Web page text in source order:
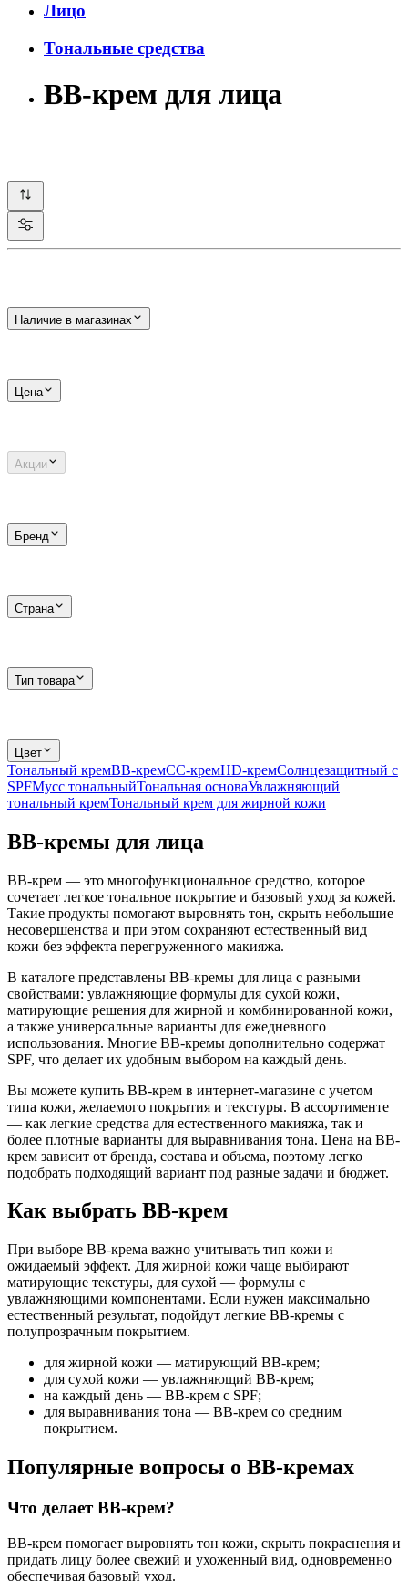
Лицо
Тональные средства
BB-крем для лица
Наличие в магазинах
Цена
Акции
Бренд
Страна
Тип товара
Цвет
Тональный кремBB-кремCC-кремHD-кремСолнцезащитный с
SPFМусс тональныйТональная основаУвлажняющий
тональный кремТональный крем для жирной кожи
BB-кремы для лица
BB-крем — это многофункциональное средство, которое
сочетает легкое тональное покрытие и базовый уход за кожей.
Такие продукты помогают выровнять тон, скрыть небольшие
несовершенства и при этом сохраняют естественный вид
кожи без эффекта перегруженного макияжа.
В каталоге представлены BB-кремы для лица с разными
свойствами: увлажняющие формулы для сухой кожи,
матирующие решения для жирной и комбинированной кожи,
а также универсальные варианты для ежедневного
использования. Многие BB-кремы дополнительно содержат
SPF, что делает их удобным выбором на каждый день.
Вы можете купить BB-крем в интернет-магазине с учетом
типа кожи, желаемого покрытия и текстуры. В ассортименте
— как легкие средства для естественного макияжа, так и
более плотные варианты для выравнивания тона. Цена на BB-
крем зависит от бренда, состава и объема, поэтому легко
подобрать подходящий вариант под разные задачи и бюджет.
Как выбрать BB-крем
При выборе BB-крема важно учитывать тип кожи и
ожидаемый эффект. Для жирной кожи чаще выбирают
матирующие текстуры, для сухой — формулы с
увлажняющими компонентами. Если нужен максимально
естественный результат, подойдут легкие BB-кремы с
полупрозрачным покрытием.
для жирной кожи — матирующий BB-крем;
для сухой кожи — увлажняющий BB-крем;
на каждый день — BB-крем с SPF;
для выравнивания тона — BB-крем со средним
покрытием.
Популярные вопросы о BB-кремах
Что делает BB-крем?
BB-крем помогает выровнять тон кожи, скрыть покраснения и
придать лицу более свежий и ухоженный вид, одновременно
обеспечивая базовый уход.